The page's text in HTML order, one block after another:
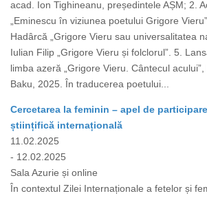
acad. Ion Tighineanu, președintele AȘM; 2.
„Eminescu în viziunea poetului Grigore
Hadârcă „Grigore Vieru sau universalitatea
Iulian Filip „Grigore Vieru și folclorul”. 5.
limba azeră „Grigore Vieru. Cântecul acului”,
Baku, 2025. În traducerea poetului...
Cercetarea la feminin – apel de
științifică internațională
11.02.2025
- 12.02.2025
Sala Azurie și online
În contextul Zilei Internaționale a fetelor și